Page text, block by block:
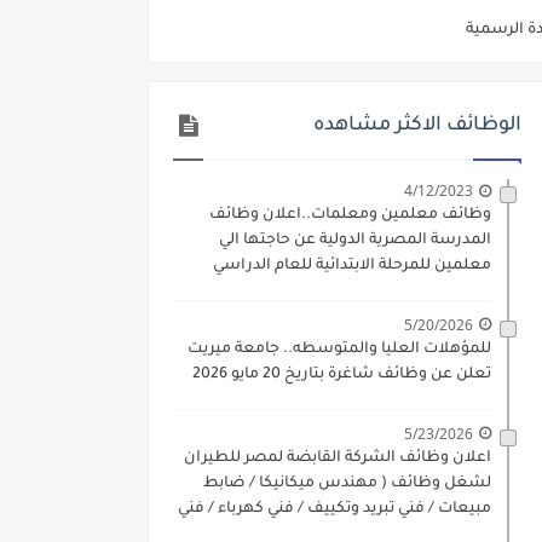
الكتروني بتاريخ 15-7-2026
/ تجارة / حقوق / زراعة / تربية / اداب / خدمة اجتماعية
9 يوليو 2026
والاوراق المطلوبة وكيفية التقديم
فني كهرباء / فني غلايات / فني غازات / فني سباك )
مادتي "الدراسات الاجتماعية" و"اللغة الإنجليزية"
والتقديم حتي 17 يونيو 2026
الوظائف الاكثر مشاهده
4/12/2023
وظائف معلمين ومعلمات..اعلان وظائف
المدرسة المصرية الدولية عن حاجتها الي
معلمين للمرحلة الابتدائية للعام الدراسي
5/20/2026
للمؤهلات العليا والمتوسطه.. جامعة ميريت
تعلن عن وظائف شاغرة بتاريخ 20 مايو 2026
5/23/2026
اعلان وظائف الشركة القابضة لمصر للطيران
لشغل وظائف ( مهندس ميكانيكا / ضابط
مبيعات / فني تبريد وتكييف / فني كهرباء / فني